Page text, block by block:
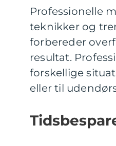
Professionelle
teknikker og
forbereder
resultat.
forskellige
eller til